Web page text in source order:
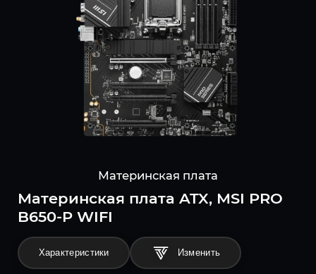
Материнская плата
Материнская плата ATX, MSI PRO
B650-P WIFI
Характеристики